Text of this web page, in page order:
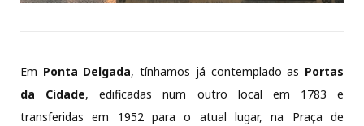
Em Ponta Delgada, tínhamos já contemplado as Portas
da Cidade, edificadas num outro local em 1783 e
transferidas em 1952 para o atual lugar, na Praça de